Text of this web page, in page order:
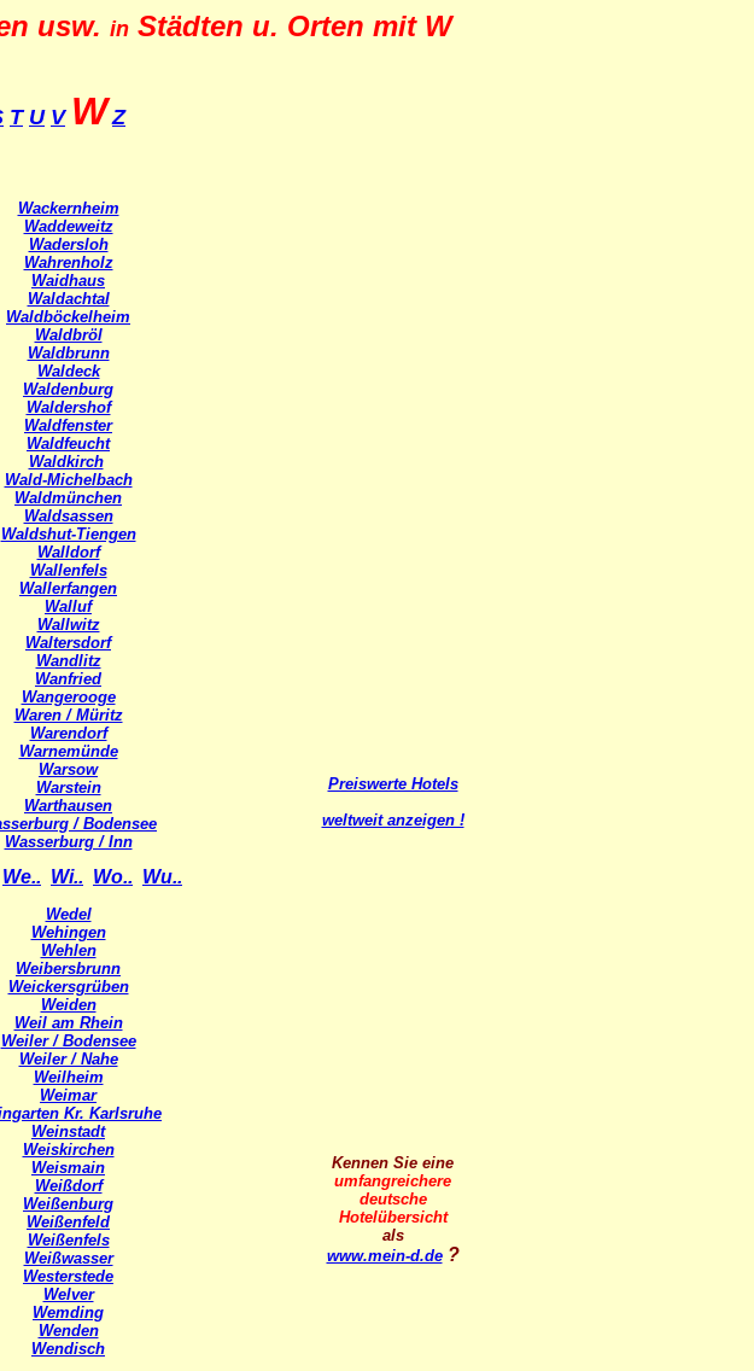
usw. in Städten u. Orten mit W
T U V W Z
Wackernheim
Waddeweitz
Wadersloh
Wahrenholz
Waidhaus
Waldachtal
Waldböckelheim
Waldbröl
Waldbrunn
Waldeck
Waldenburg
Waldershof
Waldfenster
Waldfeucht
Waldkirch
Wald-Michelbach
Waldmünchen
Waldsassen
Waldshut-Tiengen
Walldorf
Wallenfels
Wallerfangen
Walluf
Wallwitz
Waltersdorf
Wandlitz
Wanfried
Wangerooge
Waren / Müritz
Warendorf
Warnemünde
Warsow
Warstein
Warthausen
/ Bodensee
Wasserburg / Inn
We.. Wi.. Wo.. Wu..
Wedel
Wehingen
Wehlen
Weibersbrunn
Weickersgrüben
Weiden
Weil am Rhein
Weiler / Bodensee
Weiler / Nahe
Weilheim
Weimar
Kr. Karlsruhe
Weinstadt
Weiskirchen
Weismain
Weißdorf
Weißenburg
Weißenfeld
Weißenfels
Weißwasser
Westerstede
Welver
Wemding
Wenden
Wendisch
Preiswerte Hotels
weltweit anzeigen !
Kennen Sie eine
umfangreichere
deutsche
Hotelübersicht
als
www.mein-d.de ?